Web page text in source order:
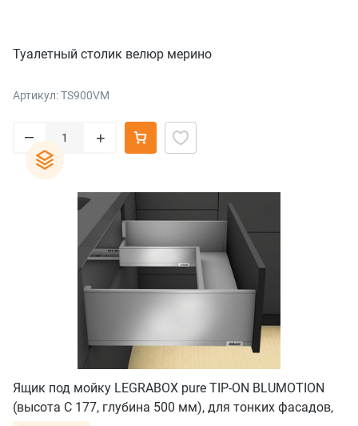
Туалетный столик велюр мерино
Артикул: TS900VM
– +
Ящик под мойку LEGRABOX pure TIP-ON BLUMOTION
(высота C 177, глубина 500 мм), для тонких фасадов,